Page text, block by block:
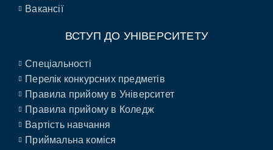
Вакансії
ВСТУП ДО УНІВЕРСИТЕТУ
Спеціальності
Перелік конкурсних предметів
Правила прийому в Університет
Правила прийому в Коледж
Вартість навчання
Приймальна коміся